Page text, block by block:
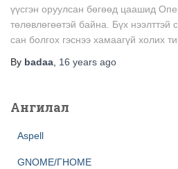
үүсгэн оруулсан бөгөөд цаашид
төлөвлөгөөтэй байна. Бүх нээлттэй
сан болгох гэснээ хамаагүй холих
By badaa 16 years ago
Ангилал
Aspell
GNOME/ГНОМЕ